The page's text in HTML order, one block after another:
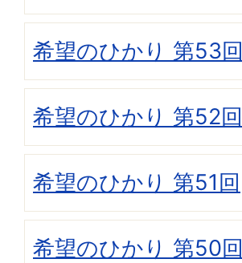
希望のひかり 第53回
希望のひかり 第52回
希望のひかり 第51回
希望のひかり 第50回